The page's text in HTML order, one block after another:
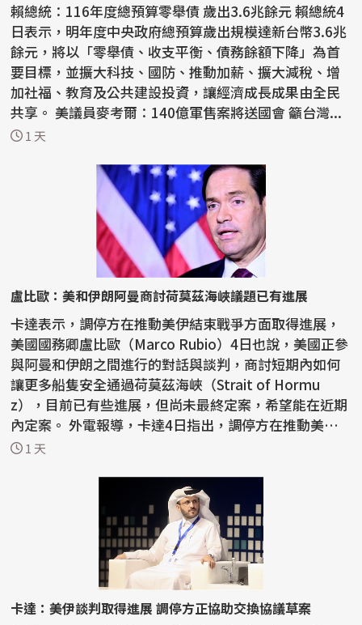
賴總統：116年度總預算零舉債 歲出3.6兆餘元 賴總統4
日表示，明年度中央政府總預算歲出規模達新台幣3.6兆
餘元，將以「零舉債、收支平衡、債務餘額下降」為首
要目標，並擴大科技、國防、推動加薪、擴大減稅、增
加社福、教育及公共建設投資，讓經濟成長成果由全民
共享。 美議員麥考爾：140億軍售案將送國會 籲台灣...
1 天
盧比歐：美和伊朗阿曼商討荷莫茲海峽議題已有進展
卡達表示，調停方在推動美伊結束戰爭方面取得進展，
美國國務卿盧比歐（Marco Rubio）4日也說，美國正參
與阿曼和伊朗之間進行的對話與談判，商討短期內如何
讓更多船隻安全通過荷莫茲海峽（Strait of Hormu
z），目前已有些進展，但尚未最終定案，希望能在近期
內定案。 外電報導，卡達4日指出，調停方在推動美伊
結束戰爭...
1 天
卡達：美伊談判取得進展 調停方正協助交換協議草案